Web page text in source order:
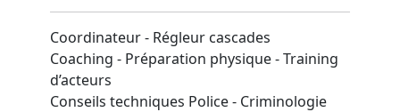
Coordinateur - Régleur cascades
Coaching - Préparation physique - Training
d’acteurs
Conseils techniques Police - Criminologie